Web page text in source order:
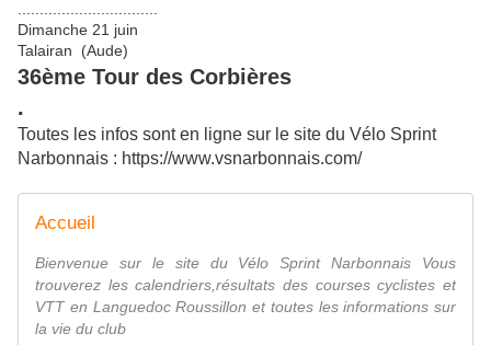
Dimanche 21 juin
Talairan (Aude)
36ème Tour des Corbières
.
Toutes les infos sont en ligne sur le site du Vélo Sprint
Narbonnais : https://www.vsnarbonnais.com/
Accueil
Bienvenue sur le site du Vélo Sprint Narbonnais Vous
trouverez les calendriers,résultats des courses cyclistes et
VTT en Languedoc Roussillon et toutes les informations sur
la vie du club